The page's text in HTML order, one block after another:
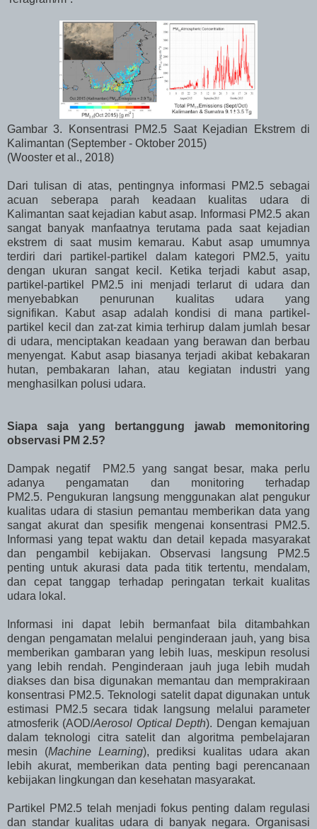
Gambar 3. Konsentrasi PM2.5 Saat Kejadian Ekstrem di
Kalimantan (September - Oktober 2015)
(Wooster et al., 2018)
Dari tulisan di atas, pentingnya informasi PM2.5 sebagai
acuan seberapa parah keadaan kualitas udara di
Kalimantan saat kejadian kabut asap. Informasi PM2.5 akan
sangat banyak manfaatnya terutama pada saat kejadian
ekstrem di saat musim kemarau. Kabut asap umumnya
terdiri dari partikel-partikel dalam kategori PM2.5, yaitu
dengan ukuran sangat kecil. Ketika terjadi kabut asap,
partikel-partikel PM2.5 ini menjadi terlarut di udara dan
menyebabkan penurunan kualitas udara yang
signifikan.
Kabut asap adalah kondisi di mana partikel-
partikel kecil dan zat-zat kimia terhirup dalam jumlah besar
di udara, menciptakan keadaan yang berawan dan berbau
menyengat. Kabut asap biasanya terjadi akibat kebakaran
hutan, pembakaran lahan, atau kegiatan industri yang
menghasilkan polusi udara.
Siapa saja yang bertanggung jawab memonitoring
observasi PM 2.5?
Dampak negatif PM2.5 yang sangat besar, maka perlu
adanya pengamatan dan monitoring terhadap
PM2.5. Pengukuran langsung menggunakan alat pengukur
kualitas udara di stasiun pemantau memberikan data yang
sangat akurat dan spesifik mengenai konsentrasi PM2.5.
Informasi yang tepat waktu dan detail kepada masyarakat
dan pengambil kebijakan. Observasi langsung PM2.5
penting untuk akurasi data pada titik tertentu, mendalam,
dan cepat tanggap terhadap peringatan terkait kualitas
udara lokal.
Informasi ini dapat lebih bermanfaat bila ditambahkan
dengan pengamatan melalui penginderaan jauh, yang bisa
memberikan gambaran yang lebih luas, meskipun resolusi
yang lebih rendah. Penginderaan jauh juga lebih mudah
diakses dan bisa digunakan memantau dan memprakiraan
konsentrasi PM2.5. Teknologi satelit dapat digunakan untuk
estimasi PM2.5 secara tidak langsung melalui parameter
atmosferik (AOD/Aerosol Optical Depth). Dengan kemajuan
dalam teknologi citra satelit dan algoritma pembelajaran
mesin (Machine Learning), prediksi kualitas udara akan
lebih akurat, memberikan data penting bagi perencanaan
kebijakan lingkungan dan kesehatan masyarakat.
Partikel PM2.5 telah menjadi fokus penting dalam regulasi
dan standar kualitas udara di banyak negara. Organisasi